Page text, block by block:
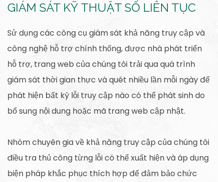
GIÁM SÁT KỸ THUẬT SỐ LIÊN TỤC
Sử dụng các công cụ giám sát khả năng truy cập và
công nghệ hỗ trợ chính thống, được nhà phát triển
hỗ trợ, trang web của chúng tôi trải qua quá trình
giám sát thời gian thực và quét nhiều lần mỗi ngày để
phát hiện bất kỳ lỗi truy cập nào có thể phát sinh do
bổ sung nội dung hoặc mã trang web cập nhật.
Nhóm chuyên gia về khả năng truy cập của chúng tôi
điều tra thủ công từng lỗi có thể xuất hiện và áp dụng
biện pháp khắc phục thích hợp để đảm bảo chức